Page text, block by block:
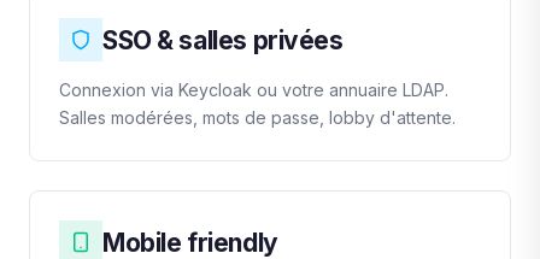
SSO & salles privées
Connexion via Keycloak ou votre annuaire LDAP.
Salles modérées, mots de passe, lobby d'attente.
Mobile friendly